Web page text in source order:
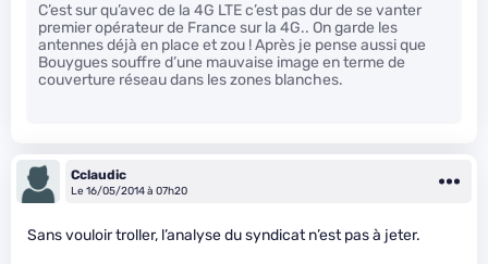
C’est sur qu’avec de la 4G LTE c’est pas dur de se vanter
premier opérateur de France sur la 4G.. On garde les
antennes déjà en place et zou ! Après je pense aussi que
Bouygues souffre d’une mauvaise image en terme de
couverture réseau dans les zones blanches.
Cclaudic
Le 16/05/2014 à 07h20
Sans vouloir troller, l’analyse du syndicat n’est pas à jeter.